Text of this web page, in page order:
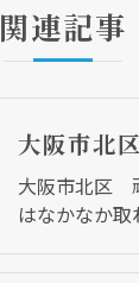
関連記事
大阪市北区
はなかなか取